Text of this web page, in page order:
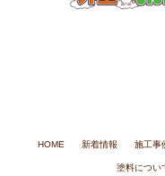
HOME 新着情報 施工事
塗料につい